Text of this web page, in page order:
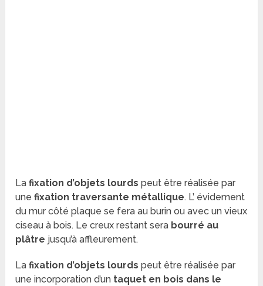
Lafixation d’objets lourds peut être réalisée par
unefixation traversante métallique. L’ évidement
du mur côté plaque se fera au burin ou avec un vieux
ciseau à bois. Le creux restant sera bourré au
plâtre jusqu’à affleurement.
Lafixation d’objets lourds peut être réalisée par
une incorporation d’un taquet en bois dans le